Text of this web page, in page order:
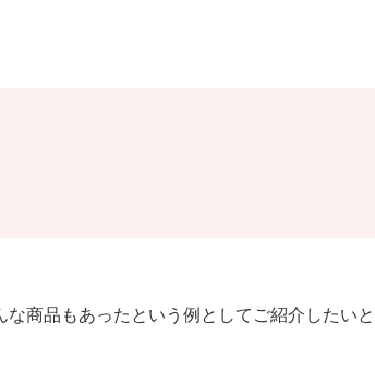
商品もあったという例としてご紹介したいと